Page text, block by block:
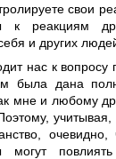
свои
к реакциям
и других
нас к
была дана
мне и любому
могут